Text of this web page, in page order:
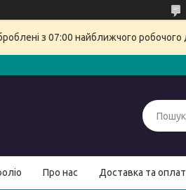
з 07:00 найближчого робочого
Про нас Доставка та